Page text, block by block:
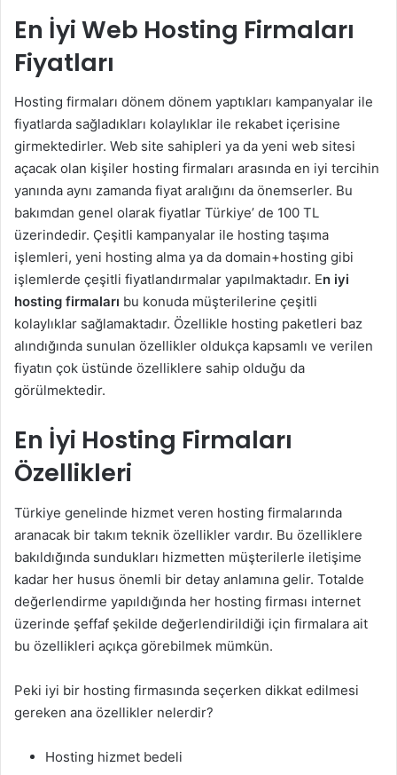
En İyi Web Hosting Firmaları
Fiyatları
Hosting firmaları dönem dönem yaptıkları kampanyalar ile
fiyatlarda sağladıkları kolaylıklar ile rekabet içerisine
girmektedirler. Web site sahipleri ya da yeni web sitesi
açacak olan kişiler hosting firmaları arasında en iyi tercihin
yanında aynı zamanda fiyat aralığını da önemserler. Bu
bakımdan genel olarak fiyatlar Türkiye’ de 100 TL
üzerindedir. Çeşitli kampanyalar ile hosting taşıma
işlemleri, yeni hosting alma ya da domain+hosting gibi
işlemlerde çeşitli fiyatlandırmalar yapılmaktadır. En iyi
hosting firmaları bu konuda müşterilerine çeşitli
kolaylıklar sağlamaktadır. Özellikle hosting paketleri baz
alındığında sunulan özellikler oldukça kapsamlı ve verilen
fiyatın çok üstünde özelliklere sahip olduğu da
görülmektedir.
En İyi Hosting Firmaları
Özellikleri
Türkiye genelinde hizmet veren hosting firmalarında
aranacak bir takım teknik özellikler vardır. Bu özelliklere
bakıldığında sundukları hizmetten müşterilerle iletişime
kadar her husus önemli bir detay anlamına gelir. Totalde
değerlendirme yapıldığında her hosting firması internet
üzerinde şeffaf şekilde değerlendirildiği için firmalara ait
bu özellikleri açıkça görebilmek mümkün.
Peki iyi bir hosting firmasında seçerken dikkat edilmesi
gereken ana özellikler nelerdir?
Hosting hizmet bedeli